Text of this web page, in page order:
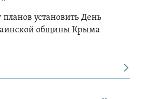
планов установить День
общины Крыма